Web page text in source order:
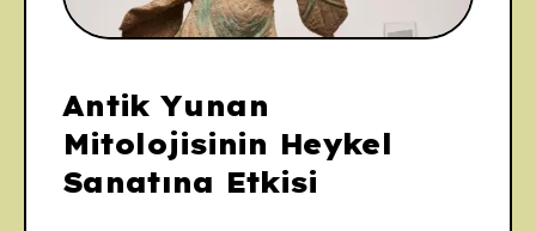
Antik Yunan
Mitolojisinin Heykel
Sanatına Etkisi